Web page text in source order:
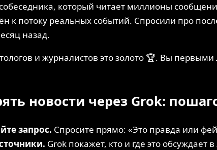
который читает миллионы
к потоку реальных событий. Спросили про
назад.
и журналистов это золото 🏆. Вы
новости через Grok:
запрос. Спросите прямо: «Это правда или
Grok покажет, кто и где это обсуждает в